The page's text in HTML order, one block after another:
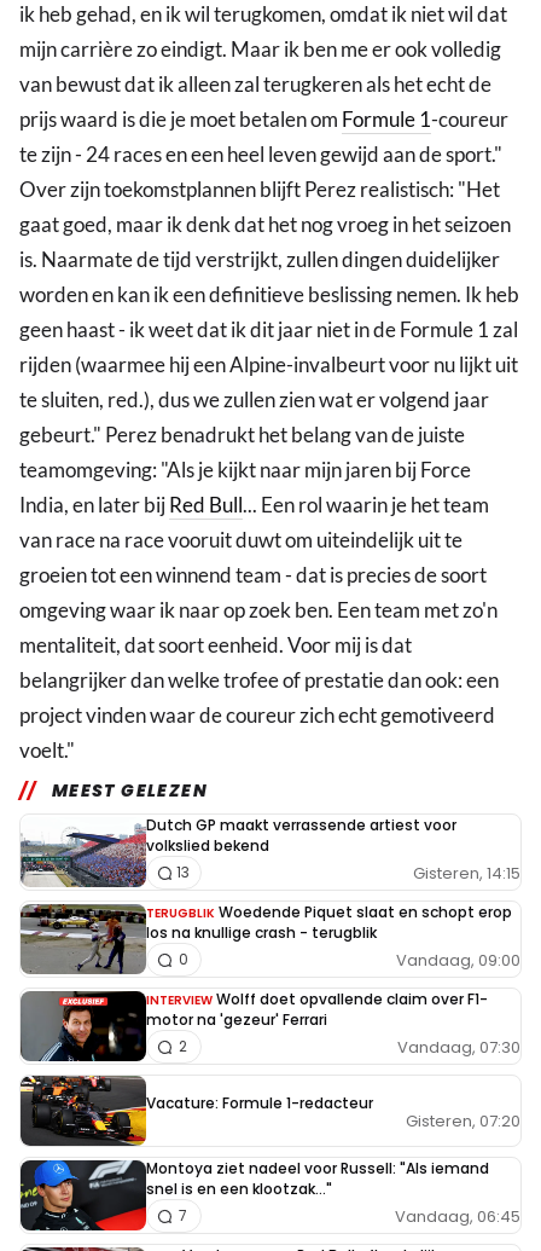
ik heb gehad, en ik wil terugkomen, omdat ik niet wil dat
mijn carrière zo eindigt. Maar ik ben me er ook volledig
van bewust dat ik alleen zal terugkeren als het echt de
prijs waard is die je moet betalen om Formule 1-coureur
te zijn - 24 races en een heel leven gewijd aan de sport."
Over zijn toekomstplannen blijft Perez realistisch: "Het
gaat goed, maar ik denk dat het nog vroeg in het seizoen
is. Naarmate de tijd verstrijkt, zullen dingen duidelijker
worden en kan ik een definitieve beslissing nemen. Ik heb
geen haast - ik weet dat ik dit jaar niet in de Formule 1 zal
rijden (waarmee hij een Alpine-invalbeurt voor nu lijkt uit
te sluiten, red.), dus we zullen zien wat er volgend jaar
gebeurt." Perez benadrukt het belang van de juiste
teamomgeving: "Als je kijkt naar mijn jaren bij Force
India, en later bijRed Bull... Een rol waarin je het team
van race na race vooruit duwt om uiteindelijk uit te
groeien tot een winnend team - dat is precies de soort
omgeving waar ik naar op zoek ben. Een team met zo'n
mentaliteit, dat soort eenheid. Voor mij is dat
belangrijker dan welke trofee of prestatie dan ook: een
project vinden waar de coureur zich echt gemotiveerd
voelt."
MEEST GELEZEN
Dutch GP maakt verrassende artiest voor
volkslied bekend
Gisteren, 14:15
13
TERUGBLIK Woedende Piquet slaat en schopt erop
los na knullige crash - terugblik
Vandaag, 09:00
0
INTERVIEW Wolff doet opvallende claim over F1-
motor na 'gezeur' Ferrari
Vandaag, 07:30
2
Vacature: Formule 1-redacteur
Gisteren, 07:20
Montoya ziet nadeel voor Russell: "Als iemand
snel is en een klootzak..."
Vandaag, 06:45
7